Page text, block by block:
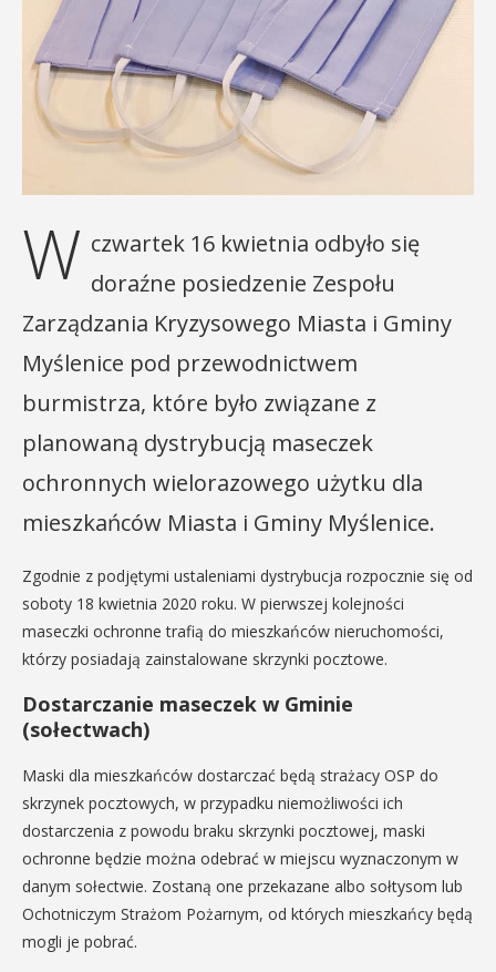
W czwartek 16 kwietnia odbyło się
doraźne posiedzenie Zespołu
Zarządzania Kryzysowego Miasta i Gminy
Myślenice pod przewodnictwem
burmistrza, które było związane z
planowaną dystrybucją maseczek
ochronnych wielorazowego użytku dla
mieszkańców Miasta i Gminy Myślenice.
Zgodnie z podjętymi ustaleniami dystrybucja rozpocznie się od
soboty 18 kwietnia 2020 roku. W pierwszej kolejności
maseczki ochronne trafią do mieszkańców nieruchomości,
którzy posiadają zainstalowane skrzynki pocztowe.
Dostarczanie maseczek w Gminie
(sołectwach)
Maski dla mieszkańców dostarczać będą strażacy OSP do
skrzynek pocztowych, w przypadku niemożliwości ich
dostarczenia z powodu braku skrzynki pocztowej, maski
ochronne będzie można odebrać w miejscu wyznaczonym w
danym sołectwie. Zostaną one przekazane albo sołtysom lub
Ochotniczym Strażom Pożarnym, od których mieszkańcy będą
mogli je pobrać.